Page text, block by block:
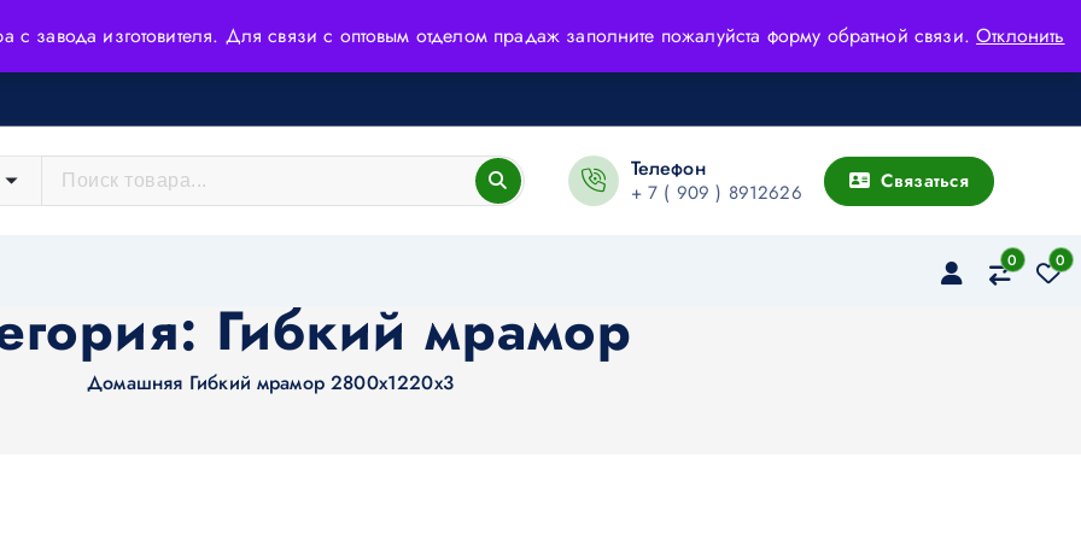
с завода изготовителя. Для связи с оптовым отделом прадаж заполните пожалуйста форму обратной связи.Отклонить
Телефон
+ 7 ( 909 ) 8912626 Связаться
0 0
Гибкий мрамор
Домашняя Гибкий мрамор 2800х1220х3